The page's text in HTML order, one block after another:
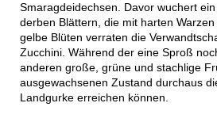
Smaragdeidechsen. Davor wuchert
derben Blättern, die mit harten
gelbe Blüten verraten die
Zucchini. Während der eine Sproß
anderen große, grüne und stachlige
ausgewachsenen Zustand durchaus
Landgurke erreichen können.